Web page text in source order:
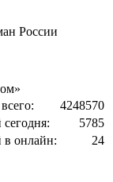
России
4248570
5785
в онлайн:
24